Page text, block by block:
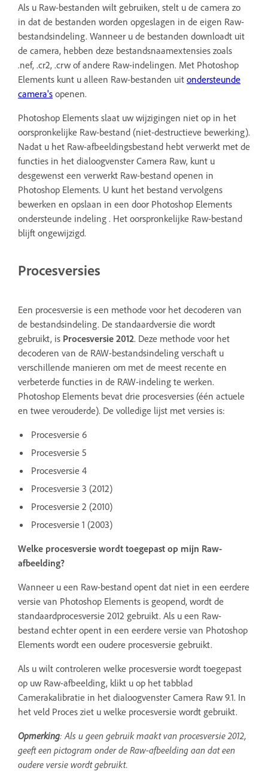
Als u Raw-bestanden wilt gebruiken, stelt u de camera zo
in dat de bestanden worden opgeslagen in de eigen Raw-
bestandsindeling. Wanneer u de bestanden downloadt uit
de camera, hebben deze bestandsnaamextensies zoals
.nef, .cr2, .crw of andere Raw-indelingen. Met Photoshop
Elements kunt u alleen Raw-bestanden uit ondersteunde
camera's openen.
Photoshop Elements slaat uw wijzigingen niet op in het
oorspronkelijke Raw-bestand (niet-destructieve bewerking).
Nadat u het Raw-afbeeldingsbestand hebt verwerkt met de
functies in het dialoogvenster Camera Raw, kunt u
desgewenst een verwerkt Raw-bestand openen in
Photoshop Elements. U kunt het bestand vervolgens
bewerken en opslaan in een door Photoshop Elements
ondersteunde indeling . Het oorspronkelijke Raw-bestand
blijft ongewijzigd.
Procesversies
Een procesversie is een methode voor het decoderen van
de bestandsindeling. De standaardversie die wordt
gebruikt, is Procesversie 2012. Deze methode voor het
decoderen van de RAW-bestandsindeling verschaft u
verschillende manieren om met de meest recente en
verbeterde functies in de RAW-indeling te werken.
Photoshop Elements bevat drie procesversies (één actuele
en twee verouderde). De volledige lijst met versies is:
Procesversie 6
Procesversie 5
Procesversie 4
Procesversie 3 (2012)
Procesversie 2 (2010)
Procesversie 1 (2003)
Welke procesversie wordt toegepast op mijn Raw-
afbeelding?
Wanneer u een Raw-bestand opent dat niet in een eerdere
versie van Photoshop Elements is geopend, wordt de
standaardprocesversie 2012 gebruikt. Als u een Raw-
bestand echter opent in een eerdere versie van Photoshop
Elements wordt een oudere procesversie gebruikt.
Als u wilt controleren welke procesversie wordt toegepast
op uw Raw-afbeelding, klikt u op het tabblad
Camerakalibratie in het dialoogvenster Camera Raw 9.1. In
het veld Proces ziet u welke procesversie wordt gebruikt.
Opmerking: Als u geen gebruik maakt van procesversie 2012,
geeft een pictogram onder de Raw-afbeelding aan dat een
oudere versie wordt gebruikt.